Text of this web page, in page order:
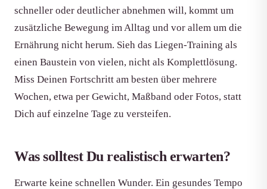
schneller oder deutlicher abnehmen will, kommt um
zusätzliche Bewegung im Alltag und vor allem um die
Ernährung nicht herum. Sieh das Liegen-Training als
einen Baustein von vielen, nicht als Komplettlösung.
Miss Deinen Fortschritt am besten über mehrere
Wochen, etwa per Gewicht, Maßband oder Fotos, statt
Dich auf einzelne Tage zu versteifen.
Was solltest Du realistisch erwarten?
Erwarte keine schnellen Wunder. Ein gesundes Tempo